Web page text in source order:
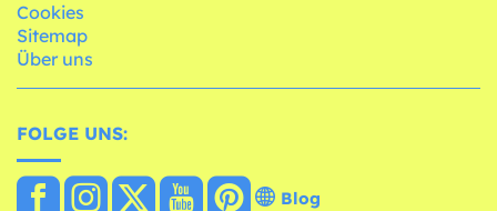
Cookies
Sitemap
Über uns
FOLGE UNS:
Blog